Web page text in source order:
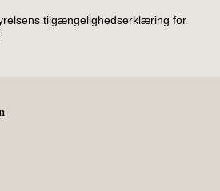
tilgængelighedserklæring for